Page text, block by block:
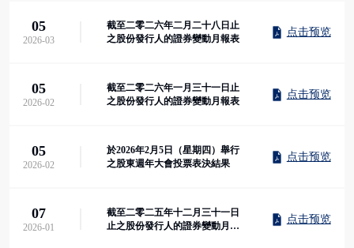
05
2026-03
截至二零二六年二月二十八日止
之股份發行人的證券變動月報表
点击预览
05
2026-02
截至二零二六年一月三十一日止
之股份發行人的證券變動月報表
点击预览
05
2026-02
於2026年2月5日（星期四）舉行
之股東週年大會投票表決結果
点击预览
07
2026-01
截至二零二五年十二月三十一日
止之股份發行人的證券變動月報
点击预览